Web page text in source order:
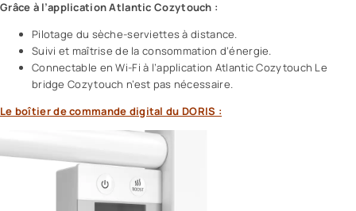
Grâce à l’application Atlantic Cozytouch :
Pilotage du sèche-serviettes à distance.
Suivi et maîtrise de la consommation d’énergie.
Connectable en Wi-Fi à l’application Atlantic Cozytouch Le
bridge Cozytouch n’est pas nécessaire.
Le boîtier de commande digital du DORIS :